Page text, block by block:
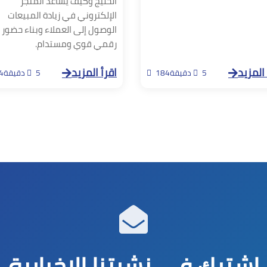
5 دقيقة 184
الإلكتروني في زيادة المبيعات
الوصول إلى العملاء وبناء حضور
رقمي قوي ومستدام.
اقرأ المزيد 5 دقيقة